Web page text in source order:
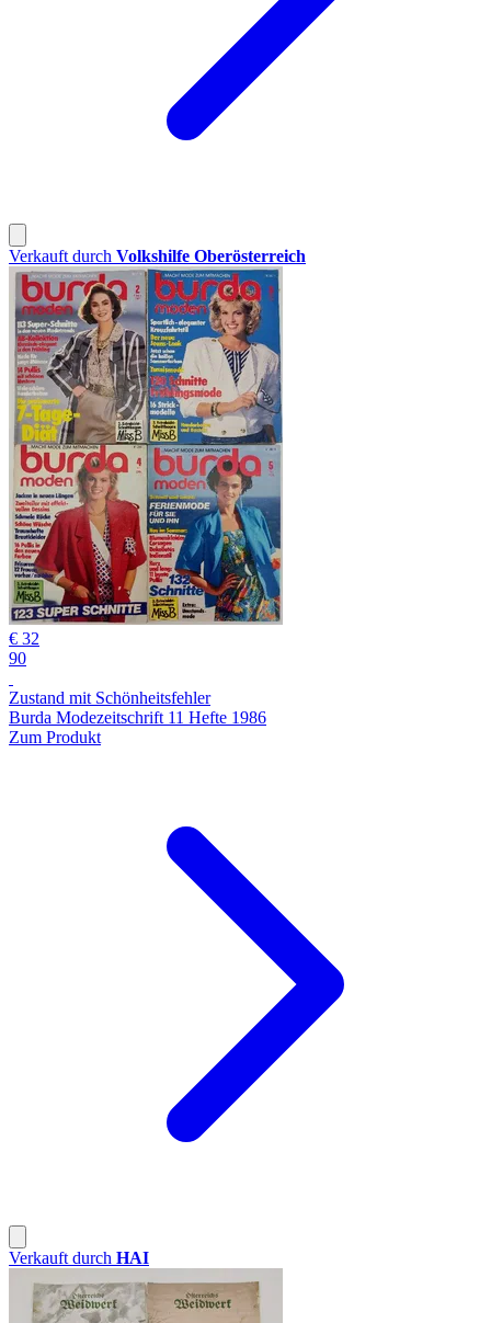
Verkauft durch Volkshilfe Oberösterreich
€ 32
90
Zustand mit Schönheitsfehler
Burda Modezeitschrift 11 Hefte 1986
Zum Produkt
Verkauft durch HAI